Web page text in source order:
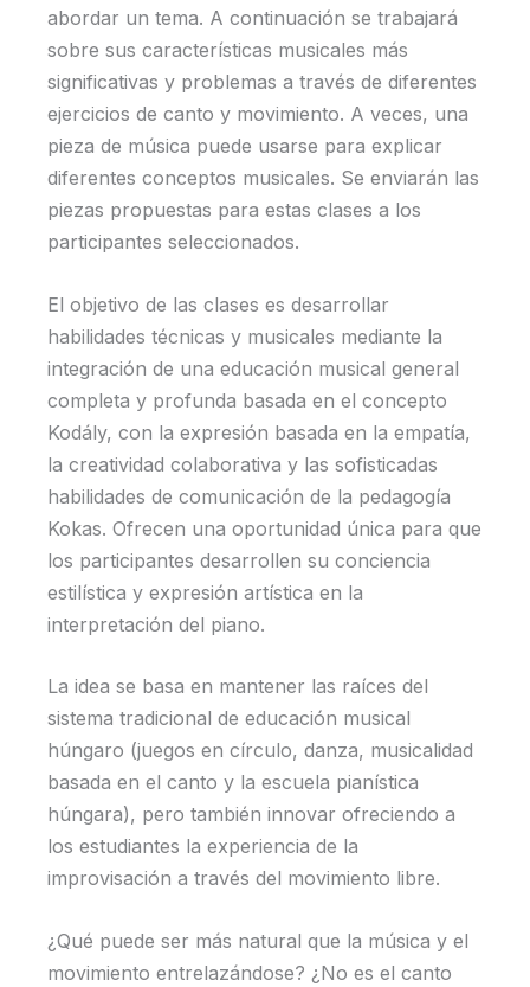
abordar un tema. A continuación se trabajará
sobre sus características musicales más
significativas y problemas a través de diferentes
ejercicios de canto y movimiento. A veces, una
pieza de música puede usarse para explicar
diferentes conceptos musicales. Se enviarán las
piezas propuestas para estas clases a los
participantes seleccionados.
El objetivo de las clases es desarrollar
habilidades técnicas y musicales mediante la
integración de una educación musical general
completa y profunda basada en el concepto
Kodály, con la expresión basada en la empatía,
la creatividad colaborativa y las sofisticadas
habilidades de comunicación de la pedagogía
Kokas. Ofrecen una oportunidad única para que
los participantes desarrollen su conciencia
estilística y expresión artística en la
interpretación del piano.
La idea se basa en mantener las raíces del
sistema tradicional de educación musical
húngaro (juegos en círculo, danza, musicalidad
basada en el canto y la escuela pianística
húngara), pero también innovar ofreciendo a
los estudiantes la experiencia de la
improvisación a través del movimiento libre.
¿Qué puede ser más natural que la música y el
movimiento entrelazándose? ¿No es el canto